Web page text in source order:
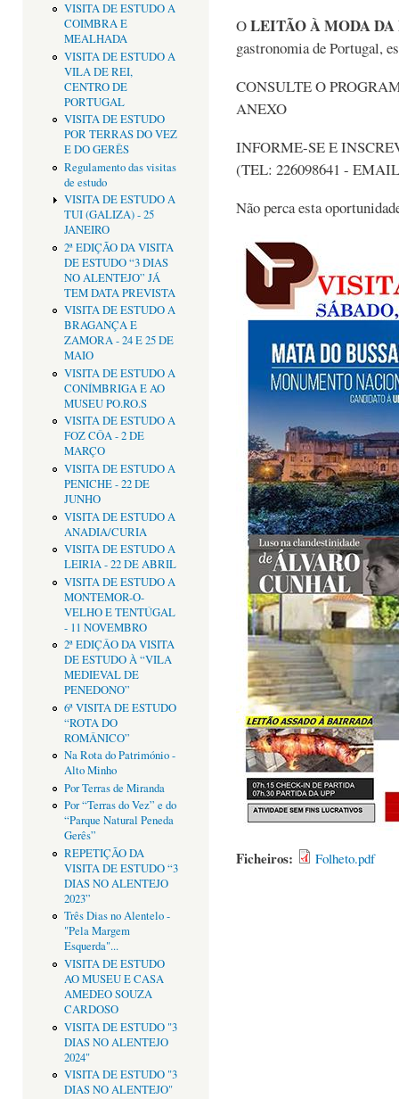
VISITA DE ESTUDO A
COIMBRA E
MEALHADA
VISITA DE ESTUDO A
VILA DE REI,
CENTRO DE
PORTUGAL
VISITA DE ESTUDO
POR TERRAS DO VEZ
E DO GERÊS
Regulamento das visitas
de estudo
VISITA DE ESTUDO A
TUI (GALIZA) - 25
JANEIRO
2ª EDIÇÃO DA VISITA
DE ESTUDO “3 DIAS
NO ALENTEJO” JÁ
TEM DATA PREVISTA
VISITA DE ESTUDO A
BRAGANÇA E
ZAMORA - 24 E 25 DE
MAIO
VISITA DE ESTUDO A
CONÍMBRIGA E AO
MUSEU PO.RO.S
VISITA DE ESTUDO A
FOZ CÔA - 2 DE
MARÇO
VISITA DE ESTUDO A
PENICHE - 22 DE
JUNHO
VISITA DE ESTUDO A
ANADIA/CURIA
VISITA DE ESTUDO A
LEIRIA - 22 DE ABRIL
VISITA DE ESTUDO A
MONTEMOR-O-
VELHO E TENTÚGAL
- 11 NOVEMBRO
2ª EDIÇÂO DA VISITA
DE ESTUDO À “VILA
MEDIEVAL DE
PENEDONO”
6ª VISITA DE ESTUDO
“ROTA DO
ROMÂNICO”
Na Rota do Património -
Alto Minho
Por Terras de Miranda
Por “Terras do Vez” e do
“Parque Natural Peneda
Gerês”
REPETIÇÃO DA
VISITA DE ESTUDO “3
DIAS NO ALENTEJO
2023”
Três Dias no Alentelo -
"Pela Margem
Esquerda"...
VISITA DE ESTUDO
AO MUSEU E CASA
AMEDEO SOUZA
CARDOSO
VISITA DE ESTUDO "3
DIAS NO ALENTEJO
2024"
VISITA DE ESTUDO "3
DIAS NO ALENTEJO"
OLEITÃO À MODA
gastronomia de Portugal,
CONSULTE O
ANEXO
INFORME-SE E
(TEL: 226098641 -
Não perca esta
Ficheiros: Folheto.pdf